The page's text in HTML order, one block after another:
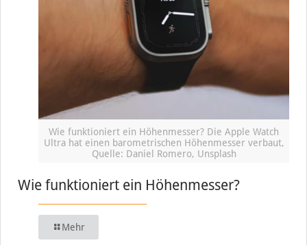
Wie funktioniert ein Höhenmesser? Die Apple Watch
Ultra hat einen barometrischen Höhenmesser verbaut,
Quelle: Daniel Romero, Unsplash
Wie funktioniert ein Höhenmesser?
Mehr